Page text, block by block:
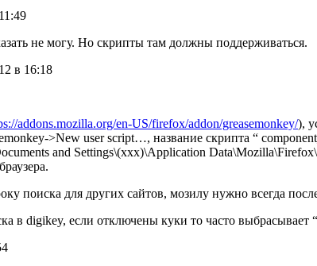
не могу. Но скрипты там должны поддерживаться.
в 16:18
addons.mozilla.org/en-US/firefox/addon/greasemonkey/),
>New user script…, название скрипта “
and Settings\(xxx)\Application
поиска для других сайтов, мозилу нужно всегда
в digikey, если отключены куки то часто